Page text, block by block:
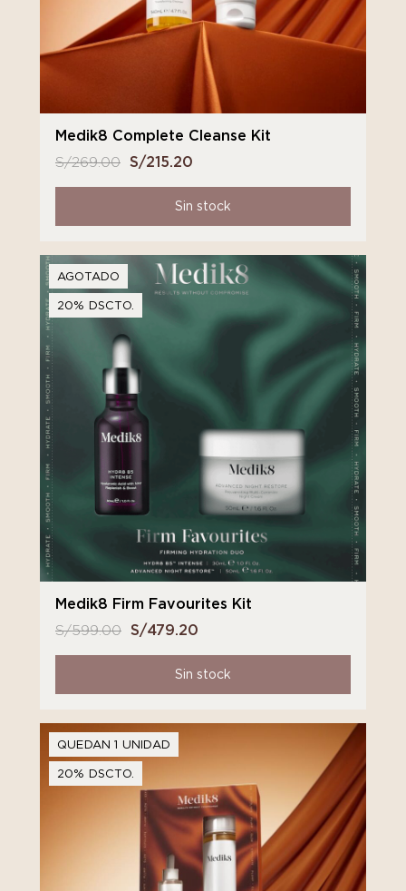
Medik8 Complete Cleanse Kit
S/269.00 El
precio
original
era:
S/215.20
precio
actual
es:
Sin stock
AGOTADO
20% DSCTO.
Medik8 Firm Favourites Kit
S/599.00 El
precio
original
era:
S/479.20
precio
actual
es:
Sin stock
QUEDAN 1 UNIDAD
20% DSCTO.